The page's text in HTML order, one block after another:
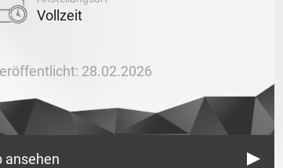
Vollzeit
28.02.2026
ansehen